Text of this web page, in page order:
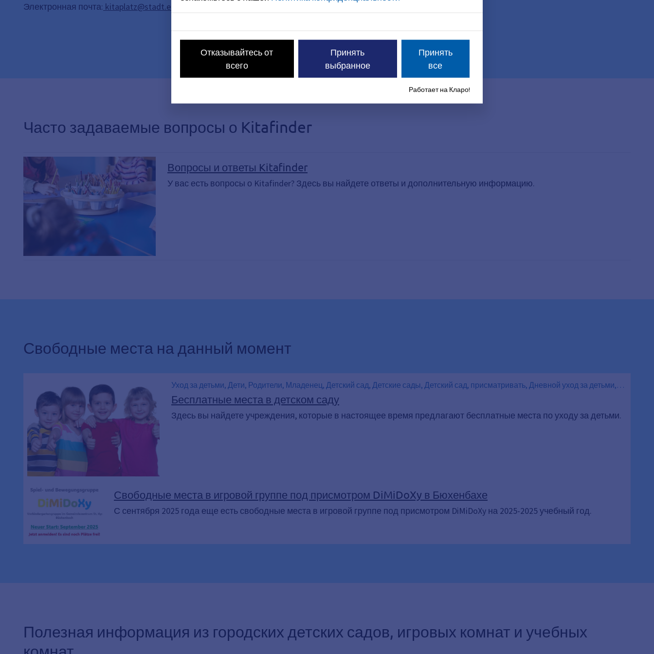
Электронная почта: kitaplatz@stadt.erlangen.de
Часто задаваемые вопросы о Kitafinder
Вопросы и ответы Kitafinder
У вас есть вопросы о Kitafinder? Здесь вы найдете ответы и дополнительную информацию.
Свободные места на данный момент
Уход за детьми, Дети, Родители, Младенец, Детский сад, Детские сады, Детский сад, присматривать, Дневной уход за детьми,
Воспитатель детей, Дневная сиделка
Бесплатные места в детском саду
Здесь вы найдете учреждения, которые в настоящее время предлагают бесплатные места по уходу за детьми.
Свободные места в игровой группе под присмотром DiMiDoXy в Бюхенбахе
С сентября 2025 года еще есть свободные места в игровой группе под присмотром DiMiDoXy на 2025-2025 учебный год.
Полезная информация из городских детских садов, игровых комнат и учебных
Отказывайтесь от
всего
Принять
выбранное
Принять
все
Работает на Кларо!